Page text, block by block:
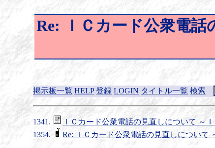
Re: ＩＣカード公衆電
掲示板一覧 HELP 登録 LOGIN タイトル一覧 検索
ＩＣカード公衆電話の見直しについて ～
Re: ＩＣカード公衆電話の見直しについて